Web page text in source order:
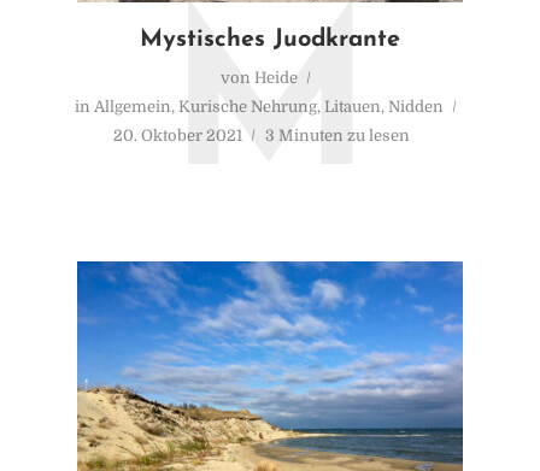
Mystisches Juodkrante
von Heide
in Allgemein, Kurische Nehrung, Litauen, Nidden
20. Oktober 2021
3 Minuten zu lesen
M